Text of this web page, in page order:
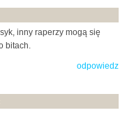
inny raperzy mogą się
bitach.
odpowiedz